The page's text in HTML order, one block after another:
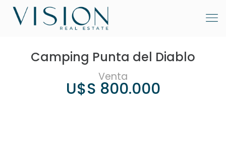
Camping Punta del Diablo
Venta
U$S 800.000